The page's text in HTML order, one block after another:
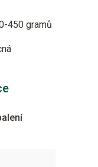
450 gramů